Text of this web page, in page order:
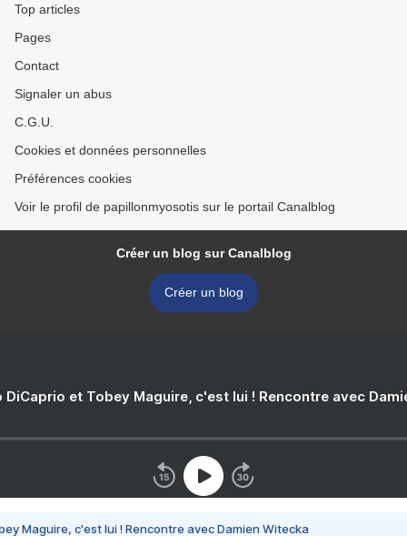
Top articles
Pages
Contact
Signaler un abus
C.G.U.
Cookies et données personnelles
Préférences cookies
Voir le profil de papillonmyosotis sur le portail Canalblog
Créer un blog sur Canalblog
Créer un blog
DiCaprio et Tobey Maguire, c'est lui ! Rencontre avec
Maguire, c'est lui ! Rencontre avec Damien Witecka